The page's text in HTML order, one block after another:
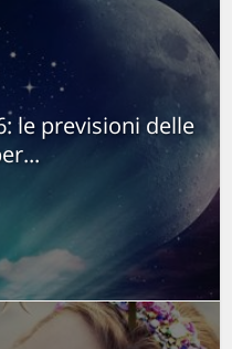
le previsioni delle